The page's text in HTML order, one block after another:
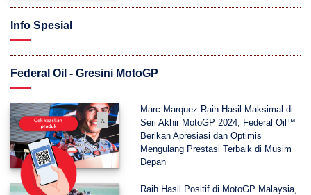
Info Spesial
Federal Oil - Gresini MotoGP
Marc Marquez Raih Hasil Maksimal di
Seri Akhir MotoGP 2024, Federal Oil™
Berikan Apresiasi dan Optimis
Mengulang Prestasi Terbaik di Musim
Depan
Raih Hasil Positif di MotoGP Malaysia,
x